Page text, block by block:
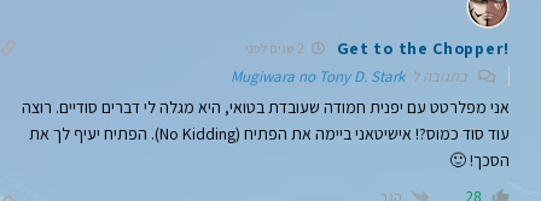
!Get to the Chopper
בתגובה לMugiwara no Tony D. Stark
אני מפלרטט עם יפנית חמודה שעובדת בטואי, היא מגלה לי דברים סודיים. רוצה
עוד סוד כמוס?! אישיטאני ביימה את הפתיח (No Kidding). הפתיח יעיף לך את
הסכך! 🙂
הגב